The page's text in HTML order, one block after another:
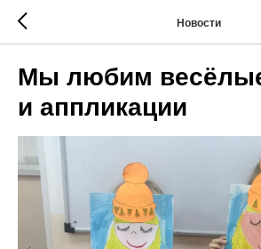
Новости
Мы любим
и аппликации